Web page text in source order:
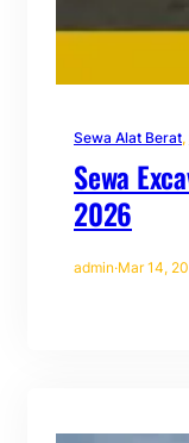
Sewa Alat Berat,
Sewa
2026
admin·Mar 14,